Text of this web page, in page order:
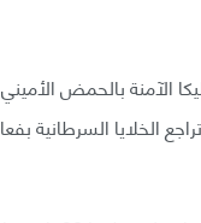
الخلايا السرطانية